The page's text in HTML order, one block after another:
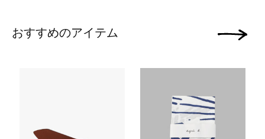
おすすめのアイテム 次の画像